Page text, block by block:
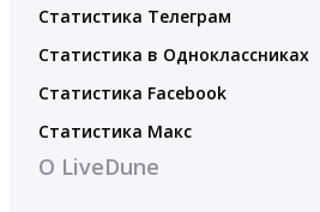
Статистика Телеграм
Статистика в Одноклассниках
Статистика Facebook
Статистика Макс
О LiveDune